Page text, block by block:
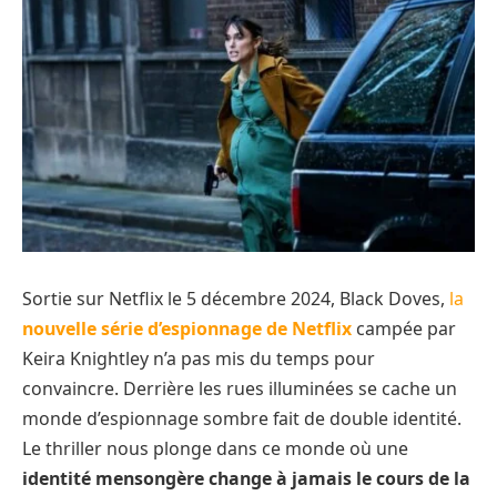
Sortie sur Netflix le 5 décembre 2024, Black Doves, la
nouvelle série d’espionnage de Netflix campée par
Keira Knightley n’a pas mis du temps pour
convaincre. Derrière les rues illuminées se cache un
monde d’espionnage sombre fait de double identité.
Le thriller nous plonge dans ce monde où une
identité mensongère change à jamais le cours de la